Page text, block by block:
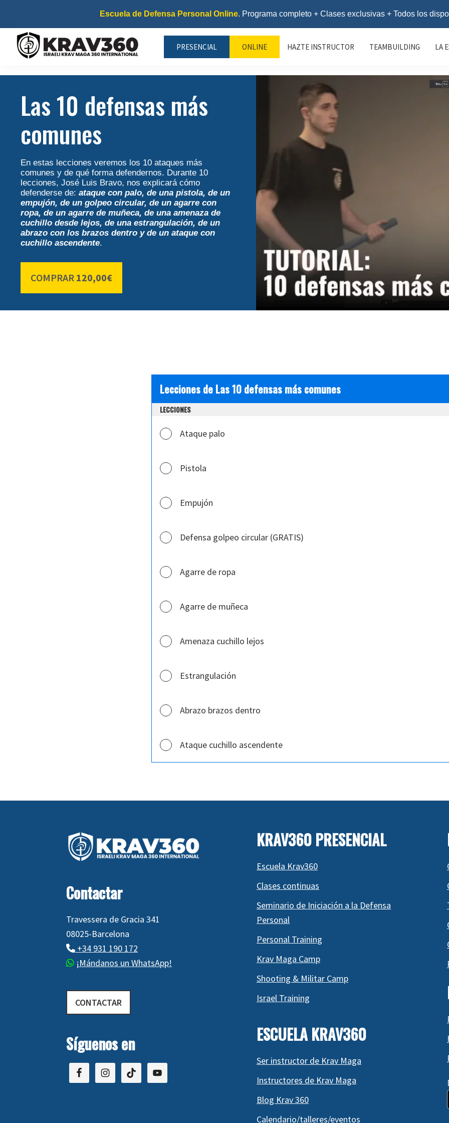
navegación
contenido
principal
Escuela de Defensa Personal Online. Programa completo + Clases exclusivas + Todos los
Krav
Maga
Kapap
PRESENCIAL ONLINE HAZTE INSTRUCTOR TEAMBUILDING LA
Las 10 defensas más
comunes
En estas lecciones veremos los 10 ataques más
comunes y de qué forma defendernos. Durante 10
lecciones, José Luis Bravo, nos explicará cómo
defenderse de: ataque con palo, de una pistola, de un
empujón, de un golpeo circular, de un agarre con
ropa, de un agarre de muñeca, de una amenaza de
cuchillo desde lejos, de una estrangulación, de un
abrazo con los brazos dentro y de un ataque con
cuchillo ascendente.
COMPRAR 120,00€
Lecciones de Las 10 defensas más comunes
LECCIONES
Ataque palo
Pistola
Empujón
Defensa golpeo circular (GRATIS)
Agarre de ropa
Agarre de muñeca
Amenaza cuchillo lejos
Estrangulación
Abrazo brazos dentro
Ataque cuchillo ascendente
Contactar
Travessera de Gracia 341
08025-Barcelona
+34 931 190 172
¡Mándanos un WhatsApp!
CONTACTAR
Síguenos en
KRAV360 PRESENCIAL
Escuela Krav360
Clases continuas
Seminario de Iniciación a la Defensa
Personal
Personal Training
Krav Maga Camp
Shooting & Militar Camp
Israel Training
ESCUELA KRAV360
Ser instructor de Krav Maga
Instructores de Krav Maga
Blog Krav 360
Calendario/talleres/eventos